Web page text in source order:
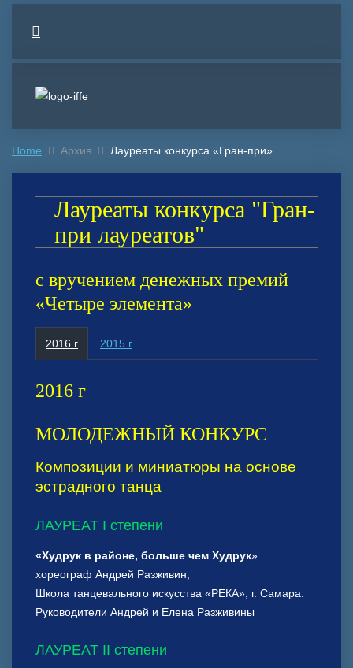
Home Архив Лауреаты конкурса «Гран-при»
Лауреаты конкурса "Гран-
при лауреатов"
с вручением денежных премий
«Четыре элемента»
2016 г 2015 г
2016 г
МОЛОДЕЖНЫЙ КОНКУРС
Композиции и миниатюры на основе
эстрадного танца
ЛАУРЕАТ I степени
«Худрук в районе, больше чем Худрук»
хореограф Андрей Разживин,
Школа танцевального искусства «РЕКА», г. Самара.
Руководители Андрей и Елена Разживины
ЛАУРЕАТ II степени